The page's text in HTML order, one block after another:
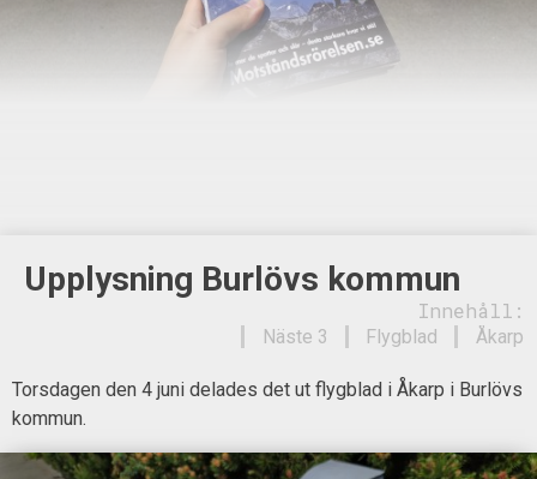
Upplysning Burlövs kommun
Innehåll:
Åkarp
Flygblad
Näste 3
Torsdagen den 4 juni delades det ut flygblad i Åkarp i Burlövs
kommun.